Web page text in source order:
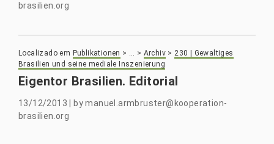
brasilien.org
Localizado em Publikationen > … > Archiv >230 | Gewaltiges
Brasilien und seine mediale Inszenierung
Eigentor Brasilien. Editorial
13/12/2013 bymanuel.armbruster@kooperation-
brasilien.org